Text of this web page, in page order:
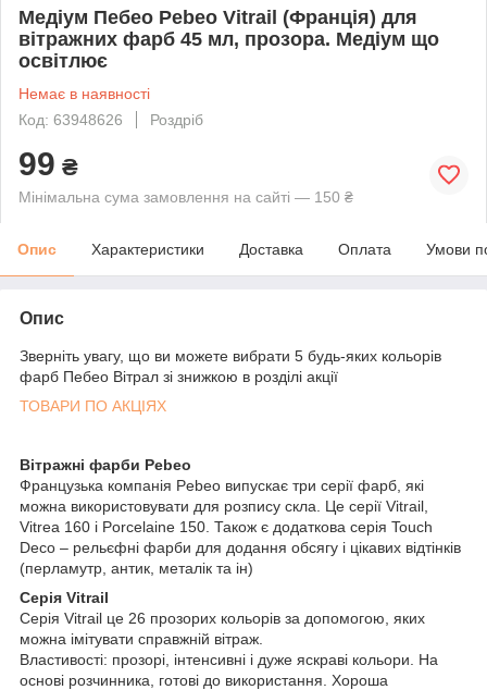
Медіум Пебео Pebeo Vitrail (Франція) для
вітражних фарб 45 мл, прозора. Медіум що
освітлює
Немає в наявності
Код: 63948626
Роздріб
99 ₴
Мінімальна сума замовлення на сайті — 150 ₴
Опис Характеристики Доставка Оплата Умови
Опис
Зверніть увагу, що ви можете вибрати 5 будь-яких кольорів
фарб Пебео Вітрал зі знижкою в розділі акції
ТОВАРИ ПО АКЦІЯХ
Вітражні фарби Pebeo
Французька компанія Pebeo випускає три серії фарб, які
можна використовувати для розпису скла. Це серії Vitrail,
Vitrea 160 і Porcelaine 150. Також є додаткова серія Touch
Deco – рельєфні фарби для додання обсягу і цікавих відтінків
(перламутр, антик, металік та ін)
Серія Vitrail
Серія Vitrail це 26 прозорих кольорів за допомогою, яких
можна імітувати справжній вітраж.
Властивості: прозорі, інтенсивні і дуже яскраві кольори. На
основі розчинника, готові до використання. Хороша